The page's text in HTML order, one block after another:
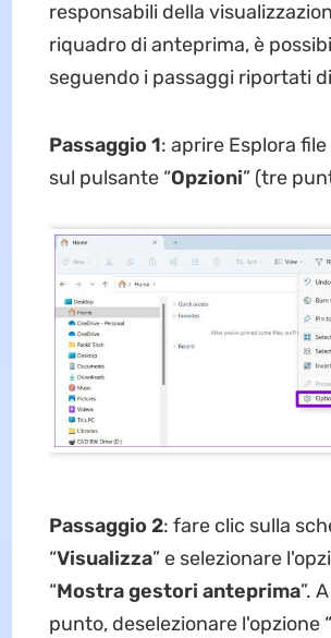
responsabili della
riquadro di anteprima, è
seguendo i passaggi riportati
Passaggio 1: aprire Esplora
sul pulsante “Opzioni” (tre
Passaggio 2: fare clic sulla
“Visualizza” e selezionare
“Mostra gestori anteprima”.
punto, deselezionare l'opzione “